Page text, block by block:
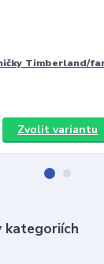
Timberland/
Zvolit variantu
kategoriích